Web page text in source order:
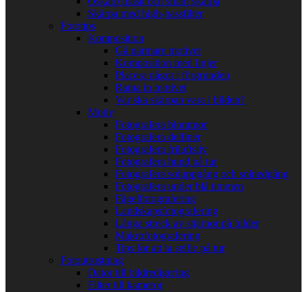
Skärpa med high-passfilter
Fototips
Komposition
Gå närmare motivet
Komposition med linjer
Placera något i förgrunden
Rama in motivet
Var ska skärpan vara i bilden?
Motiv
Fotografera blommor
Fotografera delfiner
Fotografera friluftsliv
Fotografera hund på tur
Fotografera soluppgång och solnedgång
Fotografera under blå timmen
Fågelfotografering
Landskapsfotografering
Långa streck av stjärnor på bilder
Makrofotografering
Tips för att ta selfie på tur
Fotoutrustning
Dator till bildredigering
Filter till kameror